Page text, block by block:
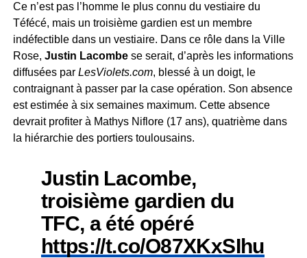
Ce n’est pas l’homme le plus connu du vestiaire du
Téfécé, mais un troisième gardien est un membre
indéfectible dans un vestiaire. Dans ce rôle dans la Ville
Rose, Justin Lacombese serait, d’après les informations
diffusées par LesViolets.com, blessé à un doigt, le
contraignant à passer par la case opération. Son absence
est estimée à six semaines maximum. Cette absence
devrait profiter à Mathys Niflore (17 ans), quatrième dans
la hiérarchie des portiers toulousains.
Justin Lacombe,
troisième gardien du
TFC, a été opéré
https://t.co/O87XKxSIhu